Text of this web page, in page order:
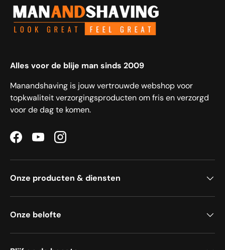
Alles voor de blije man sinds 2009
Manandshaving is jouw vertrouwde webshop voor
topkwaliteit verzorgingsproducten om fris en verzorgd
voor de dag te komen.
FacebookYouTubeInstagram
Onze producten & diensten
Onze belofte